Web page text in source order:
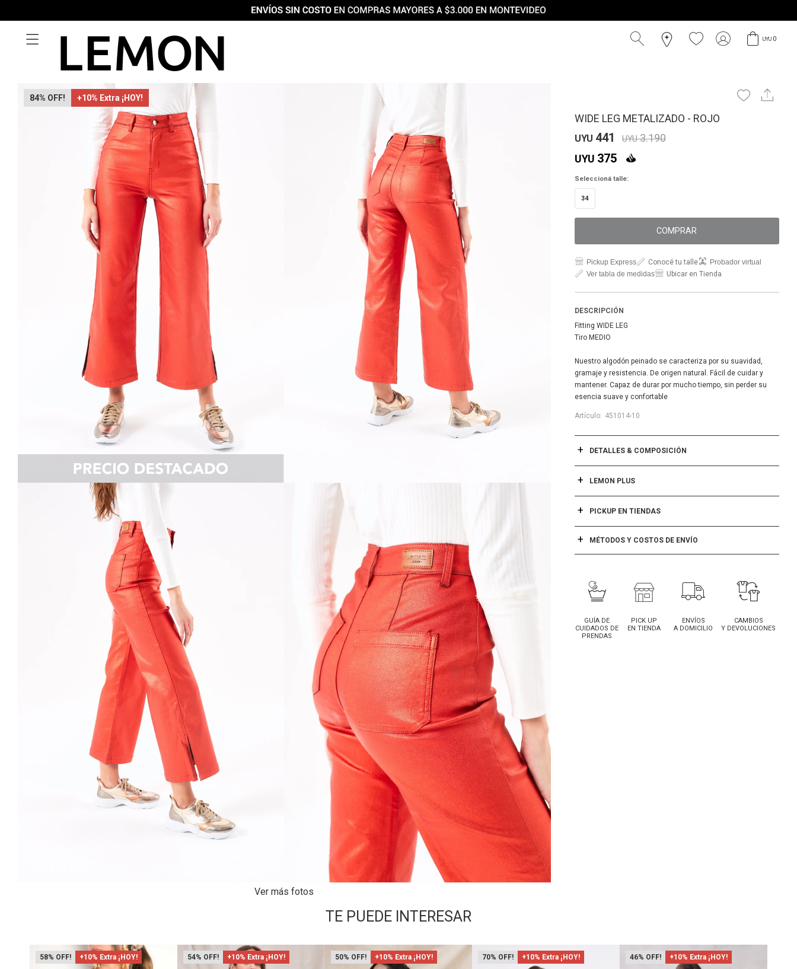
UYU 0

84 +10% Extra ¡HOY!
Ver más fotos
WIDE LEG METALIZADO - ROJO
UYU 441 UYU 3.190
UYU 375
Seleccioná talle:
34
COMPRAR
Pickup Express Conocé tu talle
Probador virtual
Ver tabla de medidas
Ubicar en Tienda
DESCRIPCIÓN
Fitting WIDE LEG
Tiro MEDIO
Nuestro algodón peinado se caracteriza por su suavidad,
gramaje y resistencia. De origen natural. Fácil de cuidar y
mantener. Capaz de durar por mucho tiempo, sin perder su
esencia suave y confortable
451014-10
DETALLES & COMPOSICIÓN
LEMON PLUS
PICKUP EN TIENDAS
MÉTODOS Y COSTOS DE ENVÍO
GUÍA DE
CUIDADOS DE
PRENDAS
PICK UP
EN TIENDA
ENVÍOS
A DOMICILIO
CAMBIOS
Y DEVOLUCIONES
TE PUEDE INTERESAR
58 +10% Extra ¡HOY! 54 +10% Extra ¡HOY! 50 +10% Extra ¡HOY! 70 +10% Extra ¡HOY! 46 +10% Extra ¡HOY!